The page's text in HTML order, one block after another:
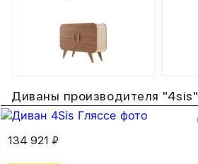
Диваны производителя "4sis"
134 921 ₽